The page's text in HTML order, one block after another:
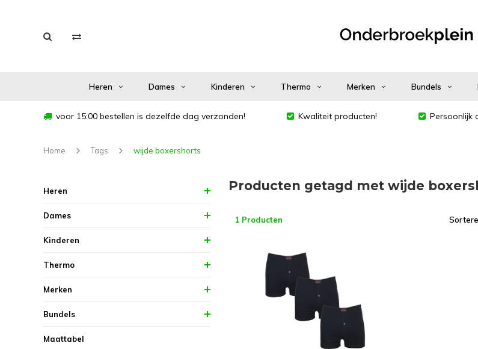
Heren Dames Kinderen Thermo Merken Bundels
voor 15:00 bestellen is dezelfde dag verzonden! Kwaliteit producten! Persoonlijk
Home Tags wijde boxershorts
Heren
Dames
Kinderen
Thermo
Merken
Bundels
Maattabel
Producten getagd met wijde
1 Producten